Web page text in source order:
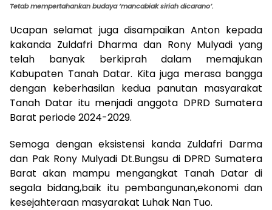
Tetab mempertahankan budaya ‘mancabiak siriah dicarano’.
Ucapan selamat juga disampaikan Anton kepada
kakanda Zuldafri Dharma dan Rony Mulyadi yang
telah banyak berkiprah dalam memajukan
Kabupaten Tanah Datar. Kita juga merasa bangga
dengan keberhasilan kedua panutan masyarakat
Tanah Datar itu menjadi anggota DPRD Sumatera
Barat periode 2024-2029.
Semoga dengan eksistensi kanda Zuldafri Darma
dan Pak Rony Mulyadi Dt.Bungsu di DPRD Sumatera
Barat akan mampu mengangkat Tanah Datar di
segala bidang,baik itu pembangunan,ekonomi dan
kesejahteraan masyarakat Luhak Nan Tuo.